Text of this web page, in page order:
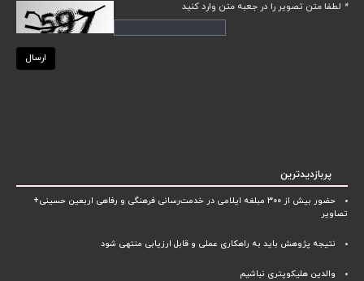
* لطفا متن تصویر را در جعبه متن وارد کنید
ارسال
پربازدیدترین
حضور بیش از ۳۰۰ مبلغه ایلامی در خدمت‌رسانی فرهنگی و رفاهی اربعین حسینی+
تصاویر
نتیجه پژوهش باید به راهکاری عملی و قابل ارزیابی منتهی شود
والدین هلیکوپتری نباشیم